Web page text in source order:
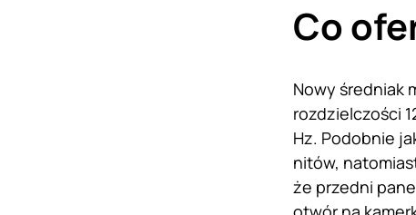
Co
Nowy średniak
rozdzielczości
Hz. Podobnie
nitów,
że przedni